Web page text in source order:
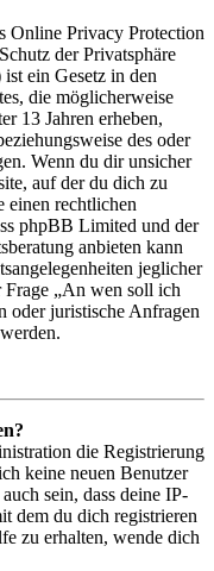
Online Privacy Protection
der Privatsphäre
ein Gesetz in den
die möglicherweise
13 Jahren erheben,
des oder
Wenn du dir unsicher
auf der du dich zu
einen rechtlichen
phpBB Limited und der
anbieten kann
jeglicher
Frage „An wen soll ich
oder juristische Anfragen
die Registrierung
keine neuen Benutzer
sein, dass deine IP-
dem du dich registrieren
zu erhalten, wende dich